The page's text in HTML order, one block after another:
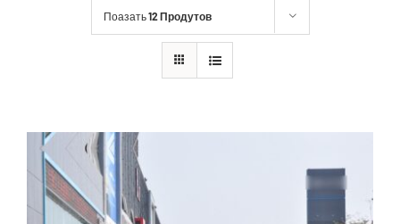
Поазать12 Продутов